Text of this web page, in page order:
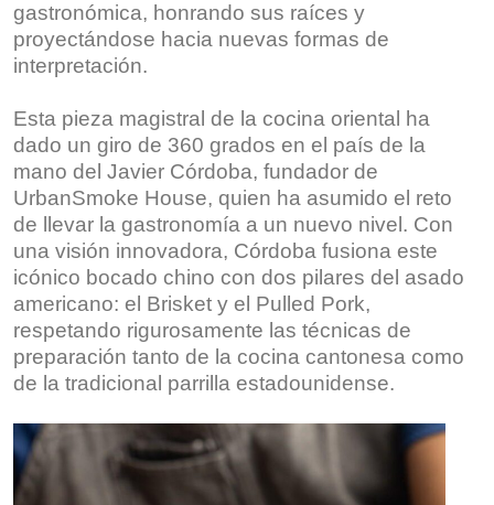
gastronómica, honrando sus raíces y
proyectándose hacia nuevas formas de
interpretación.
Esta pieza magistral de la cocina oriental ha
dado un giro de 360 grados en el país de la
mano del Javier Córdoba, fundador de
UrbanSmoke House, quien ha asumido el reto
de llevar la gastronomía a un nuevo nivel. Con
una visión innovadora, Córdoba fusiona este
icónico bocado chino con dos pilares del asado
americano: el Brisket y el Pulled Pork,
respetando rigurosamente las técnicas de
preparación tanto de la cocina cantonesa como
de la tradicional parrilla estadounidense.